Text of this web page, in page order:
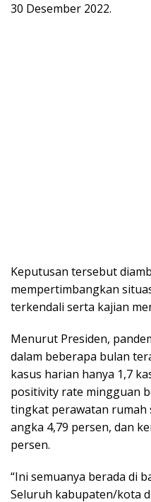
30 Desember 2022.
Keputusan tersebut
mempertimbangkan
terkendali serta kajian
Menurut Presiden,
dalam beberapa bulan
kasus harian hanya 1,7
positivity rate mingguan
tingkat perawatan rumah
angka 4,79 persen, dan
persen.
“Ini semuanya berada di
Seluruh kabupaten/kota